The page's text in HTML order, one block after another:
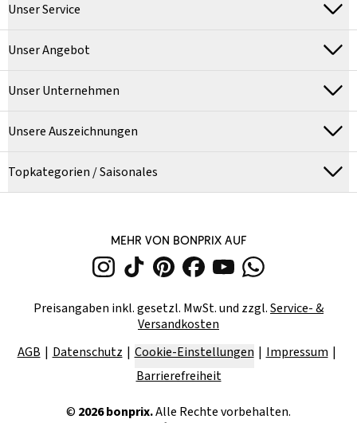
Unser Service
Unser Angebot
Unser Unternehmen
Unsere Auszeichnungen
Topkategorien / Saisonales
MEHR VON BONPRIX AUF
Preisangaben inkl. gesetzl. MwSt. und zzgl.Service- &
Versandkosten
AGB
Datenschutz Cookie-Einstellungen
Impressum
Barrierefreiheit
© 2026bonprix.Alle Rechte vorbehalten.